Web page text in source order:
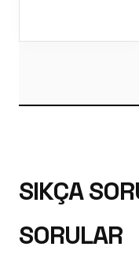
SIKÇA
SORULAR